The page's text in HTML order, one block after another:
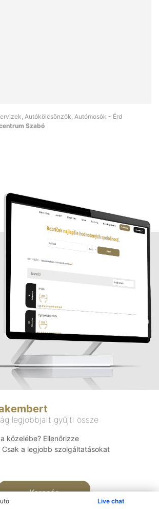
Live chat
Autókölcsönzők, Autómosók - Érd
Szabó
legjobbjait gyűjti össze
közelébe? Ellenőrizze
a legjobb szolgáltatásokat
Keresés